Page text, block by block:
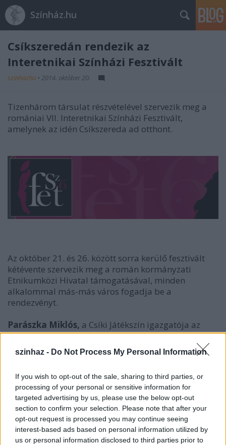
szinhaz - Do Not Process My Personal Information
If you wish to opt-out of the sale, sharing to third parties, or
processing of your personal or sensitive information for
targeted advertising by us, please use the below opt-out
section to confirm your selection. Please note that after your
opt-out request is processed you may continue seeing
interest-based ads based on personal information utilized by
us or personal information disclosed to third parties prior to
Színház.hu
Csíkszeredán rendezik az
Interetnikai Színházi Fesztivált
szinhazhu • 2014. október 20.
Tizenhárom társulat részvételével szervezik meg a
romániai VII. Interetnikai Színházi Fesztivált,
amelynek az idén Csíkszereda ad otthont.
Az október 21. és 26. között sorra kerülő fesztivált
kétévente szervezik meg a román kormányzati
Etnikumközi Hivatal támogatásával, minden
alkalommal más-más város fogadja be a
rendezvényt.
Parászka Miklós, a Csíki Játékszín igazgatója az
MTI-nek hétfőn elmondta: mind infrastrukturális,
mind szellemi szempontból megértek a feltételek
Csíkszeredában egy ilyen fesztivál befogadására.
csíkszeredai intézménynek a színházi élethez való
viszonyulását, ezért az eddigi hagyományoktól
eltérően bizonyos dolgokat másként szerveztek. Így
például Székelyudvarhelyt is bevonták a fesztiválba,
a helyi Tomcsa Sándor Színház saját otthonában
mutatja be a fesztiválra kiválasztott produkcióját.